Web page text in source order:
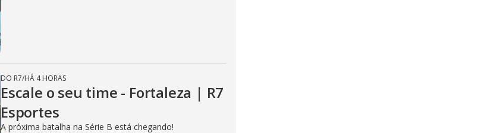
DO R7/HÁ 4 HORAS
Escale o seu time - Fortaleza | R7
Esportes
A próxima batalha na Série B está chegando!